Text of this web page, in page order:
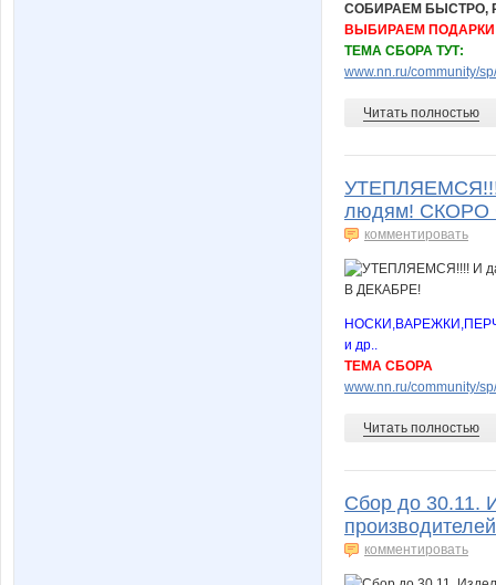
СОБИРАЕМ БЫСТРО,
ВЫБИРАЕМ
ТЕМА СБОРА ТУТ:
www.nn.ru/community/
Читать полностью
людям! СКОРО
комментировать
и др..
ТЕМА СБОРА
www.nn.ru/community/
Читать полностью
Сбор до 30.11.
комментировать